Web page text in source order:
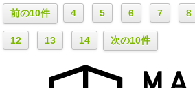
前の10件 4 5 6 7 8
12 13 14 次の10件